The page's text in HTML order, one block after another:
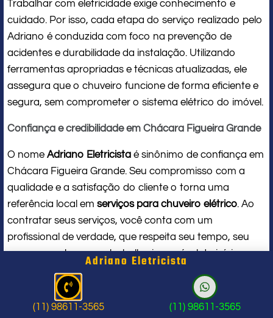
Trabalhar com eletricidade exige conhecimento e
cuidado. Por isso, cada etapa do serviço realizado pelo
Adriano é conduzida com foco na prevenção de
acidentes e durabilidade da instalação. Utilizando
ferramentas apropriadas e técnicas atualizadas, ele
assegura que o chuveiro funcione de forma eficiente e
segura, sem comprometer o sistema elétrico do imóvel.
Confiança e credibilidade em Chácara Figueira Grande
O nome Adriano Eletricista é sinônimo de confiança em
Chácara Figueira Grande. Seu compromisso com a
qualidade e a satisfação do cliente o torna uma
referência local em serviços para chuveiro elétrico. Ao
contratar seus serviços, você conta com um
profissional de verdade, que respeita seu tempo, seu
espaço e entrega um trabalho impecável do início ao
Problema com chuveiro: sinais que
Adriano Eletricista
(11) 98611-3565 (11) 98611-3565